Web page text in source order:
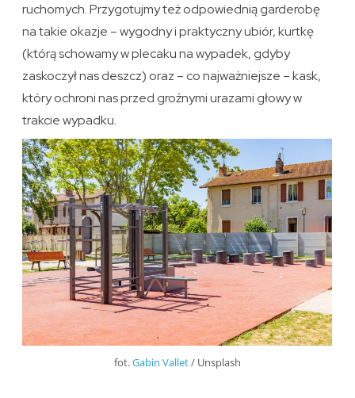
ruchomych. Przygotujmy też odpowiednią garderobę
na takie okazje – wygodny i praktyczny ubiór, kurtkę
(którą schowamy w plecaku na wypadek, gdyby
zaskoczył nas deszcz) oraz – co najważniejsze – kask,
który ochroni nas przed groźnymi urazami głowy w
trakcie wypadku.
fot.Gabin Vallet/ Unsplash